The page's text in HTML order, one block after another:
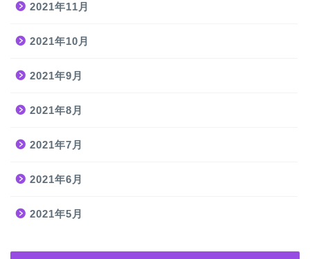
2021年11月
2021年10月
2021年9月
2021年8月
2021年7月
2021年6月
2021年5月